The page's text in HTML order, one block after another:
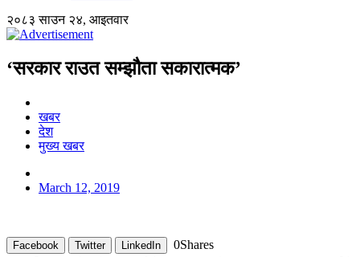
२०८३ साउन २४, आइतवार
‘सरकार राउत सम्झौता सकारात्मक’
खबर
देश
मुख्य खबर
March 12, 2019
Facebook Twitter LinkedIn 0Shares